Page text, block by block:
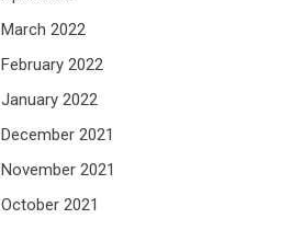
March 2022
February 2022
January 2022
December 2021
November 2021
October 2021